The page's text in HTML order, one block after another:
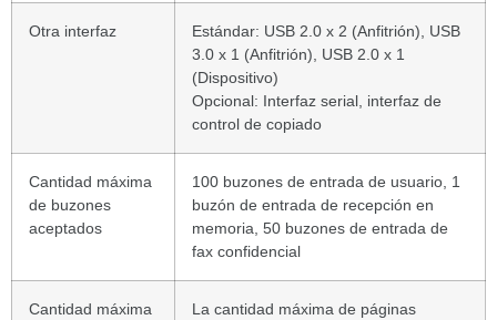
Otra interfaz
Estándar: USB 2.0 x 2 (Anfitrión), USB
3.0 x 1 (Anfitrión), USB 2.0 x 1
(Dispositivo)
Opcional: Interfaz serial, interfaz de
control de copiado
Cantidad máxima
de buzones
aceptados
100 buzones de entrada de usuario, 1
buzón de entrada de recepción en
memoria, 50 buzones de entrada de
fax confidencial
Cantidad máxima
La cantidad máxima de páginas